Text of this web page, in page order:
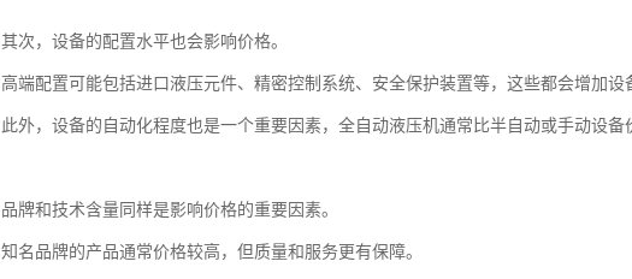
其次，设备的配置水平也会影响价格。
高端配置可能包括进口液压元件、精密控制系统、安全保护装置等，这些都会增加设
此外，设备的自动化程度也是一个重要因素，全自动液压机通常比半自动或手动设备
品牌和技术含量同样是影响价格的重要因素。
知名品牌的产品通常价格较高，但质量和服务更有保障。